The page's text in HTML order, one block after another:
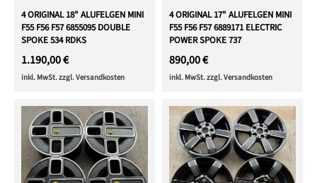
4 ORIGINAL 18" ALUFELGEN MINI
F55 F56 F57 6855095 DOUBLE
SPOKE 534 RDKS
1.190,00 €
inkl. MwSt. zzgl. Versandkosten
4 ORIGINAL 17" ALUFELGEN MINI
F55 F56 F57 6889171 ELECTRIC
POWER SPOKE 737
890,00 €
inkl. MwSt. zzgl. Versandkosten